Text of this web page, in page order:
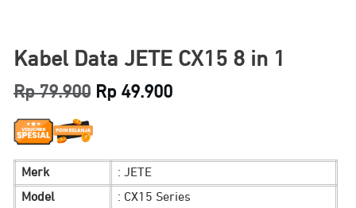
Kabel Data JETE CX15 8 in 1
Rp79.900 Original
was:
Rp 79.900.
Rp 49.900Current
is:
Rp 49.900.
Merk
: JETE
Model
: CX15 Series